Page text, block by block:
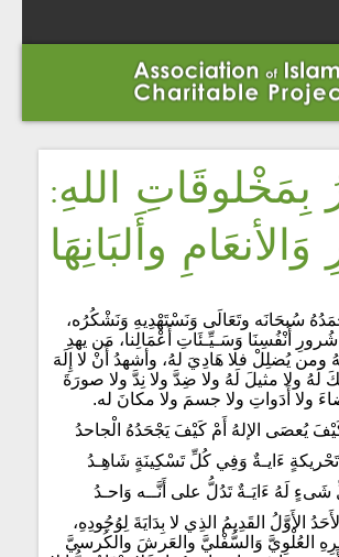
بِمَخْلوقَاتِ اللهِ:
وَالأنعَامِ وأَلبَانِهَا
سُبحَانَه وتَعَالَى وَنَسْتَهْدِيهِ وَنَشْكُرُه،
أَنْفُسِنَا وَسَـيِّـئَاتِ أَعْمَالِنا، مَن يهدِ
ومن يُضلِلْ فلا هَادِيَ لهُ، وأشهدُ أَنْ لا إِلَهَ
لَهُ ولا مثيلَ لَهُ ولا ضِدَّ ولا نِدَّ ولا صورَةَ
ولا أَدَواتِ ولا جسمَ ولا مكانَ له.
كَيْفَ يُعصَى الإلهُ أَمْ كَيْفَ يَجْحَدُهُ الْجاحدُ
ءَايـةٌ وَفِي كُلِّ تَسْكِينَةٍ شَاهِـدُ
لَهُ ءَايَـةٌ تَدُلُّ على أَنَّــه وَاحـدُ
الأَوَّلُ القَدِيمُ الذِي لا بِدَايَةَ لِوُجُودِهِ،
العُلْوِيَّ وَالسُّفْليَّ والعَرشَ والكُرسيَّ